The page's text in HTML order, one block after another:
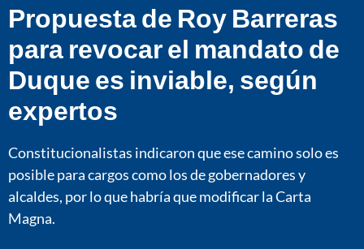
Propuesta de Roy Barreras
para revocar el mandato de
Duque es inviable, según
expertos
Constitucionalistas indicaron que ese camino solo es
posible para cargos como los de gobernadores y
alcaldes, por lo que habría que modificar la Carta
Magna.